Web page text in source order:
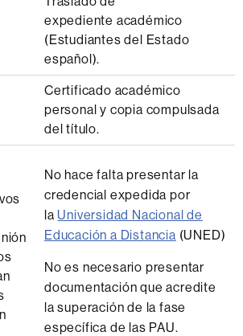
expediente académico
(Estudiantes del Estado
español).
Certificado académico
personal y copia compulsada
del título.
No hace falta presentar la
credencial expedida por
laUniversidad Nacional de
Educación a Distancia (UNED)
No es necesario presentar
documentación que acredite
la superación de la fase
específica de las PAU.